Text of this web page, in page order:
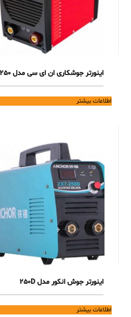
اینورتر جوشکاری ان ای سی مدل MINI250
اطلاعات بیشتر
اینورتر جوش انکور مدل 250D
اطلاعات بیشتر